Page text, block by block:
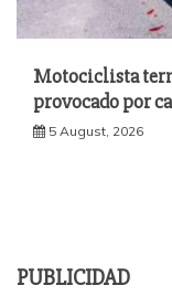
Motociclista
provocado por
5 August, 2026
PUBLICIDAD